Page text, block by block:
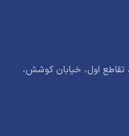
تقاطع اول، خیابان کوشش،